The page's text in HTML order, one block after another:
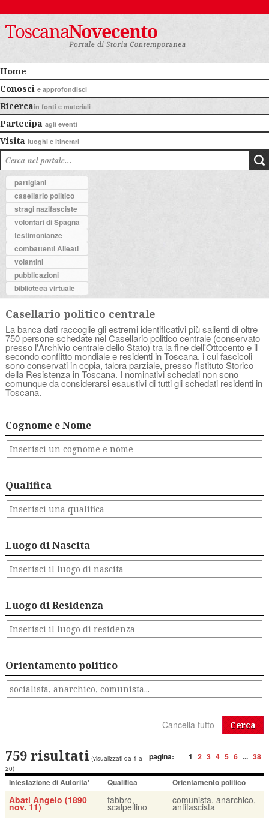
Home
Conosci e approfondisci
Ricercain fonti e materiali
Partecipa agli eventi
Visita luoghi e itinerari
partigiani
casellario politico
stragi nazifasciste
volontari di Spagna
testimonianze
combattenti Alleati
volantini
pubblicazioni
biblioteca virtuale
Casellario politico centrale
La banca dati raccoglie gli estremi identificativi più salienti di oltre
750 persone schedate nel Casellario politico centrale (conservato
presso l'Archivio centrale dello Stato) tra la fine dell'Ottocento e il
secondo conflitto mondiale e residenti in Toscana, i cui fascicoli
sono conservati in copia, talora parziale, presso l'Istituto Storico
della Resistenza in Toscana. I nominativi schedati non sono
comunque da considerarsi esaustivi di tutti gli schedati residenti in
Toscana.
Cognome e Nome
Qualifica
Luogo di Nascita
Luogo di Residenza
Orientamento politico
Cerca
pagina: 1 2 3 4 5 6 ... 38
759 risultati (visualizzati da 1 a
20)
Intestazione di Autorita' Qualifica Orientamento politico
Abati Angelo (1890
nov. 11)
fabbro,
scalpellino
comunista, anarchico,
antifascista